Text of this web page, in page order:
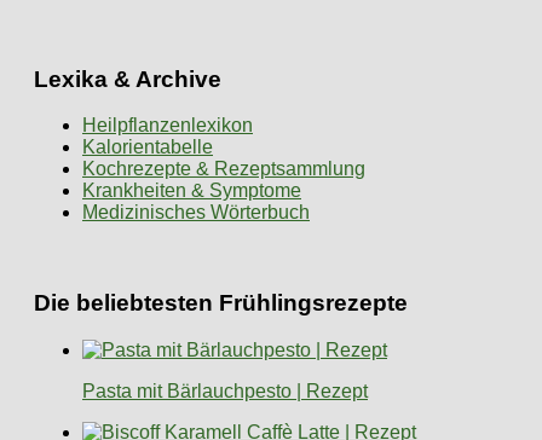
Lexika & Archive
Heilpflanzenlexikon
Kalorientabelle
Kochrezepte & Rezeptsammlung
Krankheiten & Symptome
Medizinisches Wörterbuch
Die beliebtesten Frühlingsrezepte
Pasta mit Bärlauchpesto | Rezept